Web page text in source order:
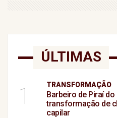
ÚLTIMAS
1 TRANSFORMAÇÃO
Barbeiro de Piraí
transformação de
capilar